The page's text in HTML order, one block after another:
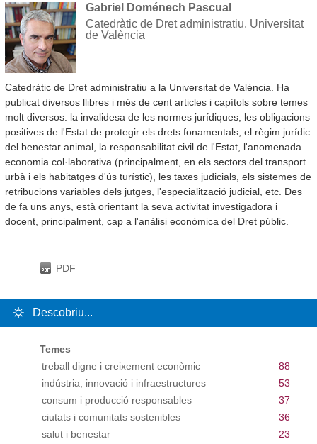
Gabriel Doménech Pascual
Catedràtic de Dret administratiu. Universitat
de València
Catedràtic de Dret administratiu a la Universitat de València. Ha
publicat diversos llibres i més de cent articles i capítols sobre temes
molt diversos: la invalidesa de les normes jurídiques, les obligacions
positives de l'Estat de protegir els drets fonamentals, el règim jurídic
del benestar animal, la responsabilitat civil de l'Estat, l'anomenada
economia col·laborativa (principalment, en els sectors del transport
urbà i els habitatges d'ús turístic), les taxes judicials, els sistemes de
retribucions variables dels jutges, l'especialització judicial, etc. Des
de fa uns anys, està orientant la seva activitat investigadora i
docent, principalment, cap a l'anàlisi econòmica del Dret públic.
PDF
Descobriu...
Temes
treball digne i creixement econòmic
88
indústria, innovació i infraestructures
53
consum i producció responsables
37
ciutats i comunitats sostenibles
36
salut i benestar
23